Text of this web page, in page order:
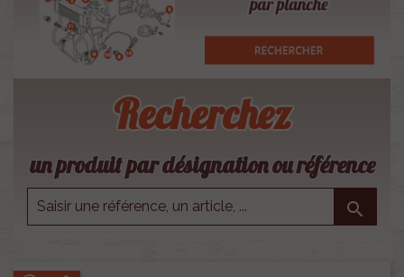
Recherchez
un produit par désignation ou référence
